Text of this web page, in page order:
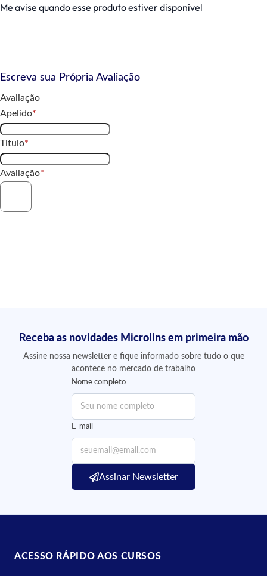
Me avise quando esse produto estiver disponível
Escreva sua Própria Avaliação
Avaliação
Apelido
Titulo
Avaliação
Receba as novidades Microlins em primeira mão
Assine nossa newsletter e fique informado sobre tudo o que
acontece no mercado de trabalho
Nome completo
E-mail
Assinar Newsletter
ACESSO RÁPIDO AOS CURSOS